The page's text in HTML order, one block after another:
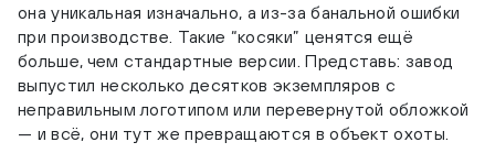
она уникальная изначально, а из-за банальной ошибки
при производстве. Такие “косяки” ценятся ещё
больше, чем стандартные версии. Представь: завод
выпустил несколько десятков экземпляров с
неправильным логотипом или перевернутой обложкой
— и всё, они тут же превращаются в объект охоты.